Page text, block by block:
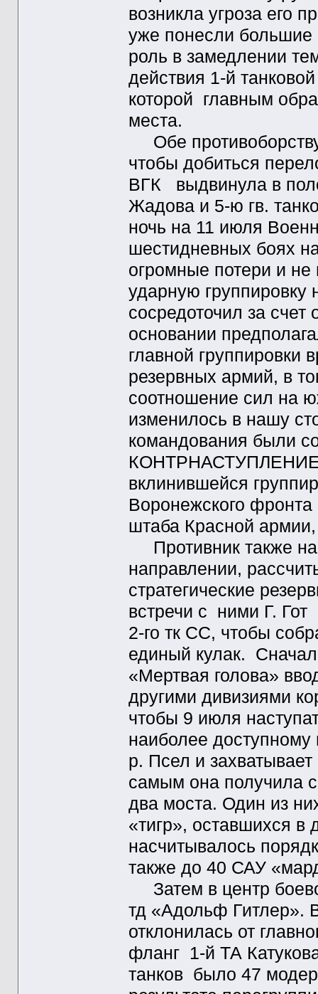
возникла угроза его
уже понесли
роль в замедлении
действия 1-й
которой главным
места.
Обе
чтобы добиться
ВГК выдвинула в
Жадова и 5-ю гв.
ночь на 11 июля
шестидневных боях
огромные потери и
ударную группировку
сосредоточил за
основании
главной группировки
резервных армий, в
соотношение сил на
изменилось в нашу
командования были
КОНТРНАСТУПЛЕНИЕ.
вклинившейся
Воронежского фронта
штаба Красной
Противник также
направлении,
стратегические
встречи с ними Г.
2-го тк СС, чтобы
единый кулак.
«Мертвая голова»
другими дивизиями
чтобы 9 июля
наиболее
р. Псел и
самым она получила
два моста. Один из
«тигр», оставшихся в
насчитывалось
также до 40 САУ
Затем в центр
тд «Адольф Гитлер».
отклонилась от
фланг 1-й ТА
танков было 47